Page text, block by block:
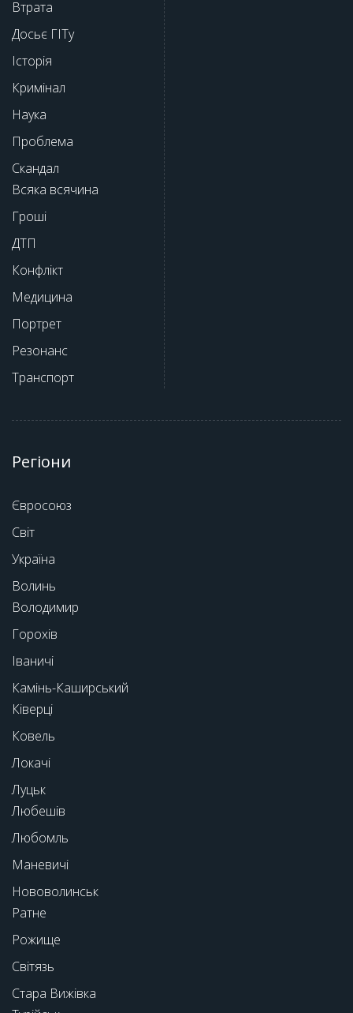
Втрата
Досьє ГІТу
Історія
Кримінал
Наука
Проблема
Скандал
Всяка всячина
Гроші
ДТП
Конфлікт
Медицина
Портрет
Резонанс
Транспорт
Регіони
Євросоюз
Світ
Україна
Волинь
Володимир
Горохів
Іваничі
Камінь-Каширський
Ківерці
Ковель
Локачі
Луцьк
Любешів
Любомль
Маневичі
Нововолинськ
Ратне
Рожище
Світязь
Стара Вижівка